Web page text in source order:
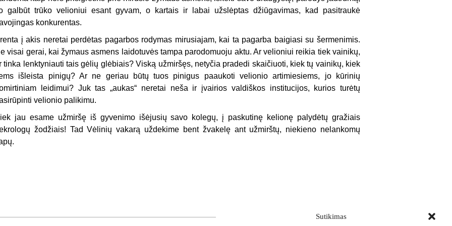
Sutikimas
galbūt trūko velioniui esant gyvam, o kartais ir labai užslėptas džiūgavimas, kad pasitraukė
konkurentas.
į akis neretai perdėtas pagarbos rodymas mirusiajam, kai ta pagarba baigiasi su šermenimis.
visai gerai, kai žymaus asmens laidotuvės tampa parodomuoju aktu. Ar velioniui reikia tiek vainikų,
tinka lenktyniauti tais gėlių glėbiais? Viską užmiršęs, netyčia pradedi skaičiuoti, kiek tų vainikų, kiek
išleista pinigų? Ar ne geriau būtų tuos pinigus paaukoti velionio artimiesiems, jo kūrinių
leidimui? Juk tas „aukas“ neretai neša ir įvairios valdiškos institucijos, kurios turėtų
velionio palikimu.
jau esame užmiršę iš gyvenimo išėjusių savo kolegų, į paskutinę kelionę palydėtų gražiais
žodžiais! Tad Vėlinių vakarą uždekime bent žvakelę ant užmirštų, niekieno nelankomų